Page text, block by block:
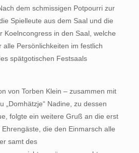
dem schmissigen Potpourri zur
Spielleute aus dem Saal und die
Koelncongress in den Saal, welche
alle Persönlichkeiten im festlich
spätgotischen Festsaals
von Torben Klein – zusammen mit
„Domhätzje“ Nadine, zu dessen
folgte ein weitere Gruß an die erst
die den Einmarsch alle
samt des